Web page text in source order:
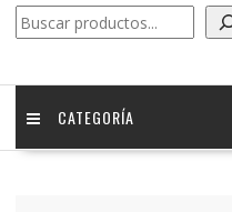
CATEGORÍA